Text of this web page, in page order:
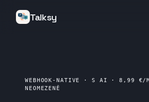
Talksy
WEBHOOK-NATIVE · S AI · 8,99 €/
NEOMEZENĚ